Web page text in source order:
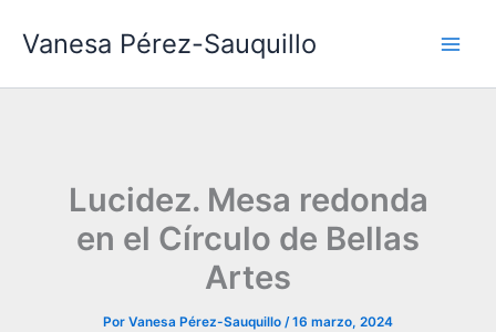
Vanesa Pérez-Sauquillo
Lucidez. Mesa redonda
en el Círculo de Bellas
Artes
Por Vanesa Pérez-Sauquillo /16 marzo, 2024